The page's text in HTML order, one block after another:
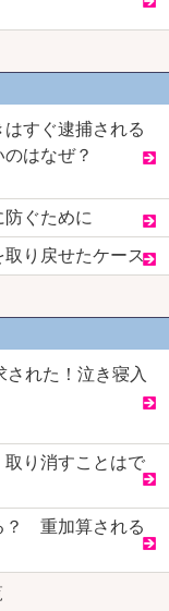
はすぐ逮捕される
はなぜ？
防ぐために
取り戻せたケース
れた！泣き寝入
り消すことはで
？ 重加算される